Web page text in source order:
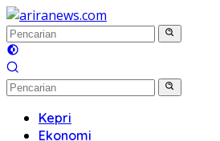
Langsung
ke
konten
Kepri
Ekonomi